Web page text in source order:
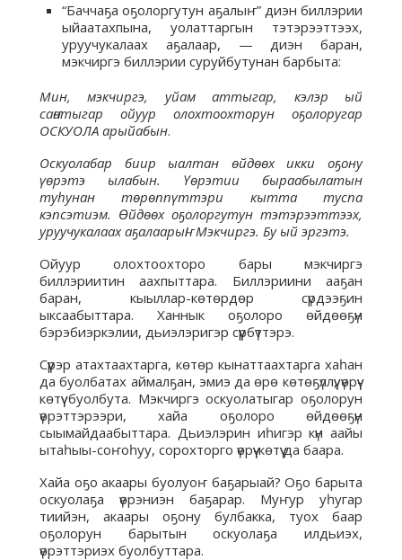
“Баччаҕа оҕолоргутун аҕалыҥ” диэн биллэрии
ыйаатахпына, уолаттаргын тэтэрээттээх,
уруучукалаах аҕалаар, — диэн баран,
мэкчиргэ биллэрии суруйбутунан барбыта:
Мин, мэкчиргэ, уйам аттыгар, кэлэр ый
саҥатыгар ойуур олохтоохторун оҕолоругар
ОСКУОЛА арыйабын.
Оскуолабар биир ыалтан өйдөөх икки оҕону
үөрэтэ ылабын. Үөрэтии быраабылатын
туһунан төрөппүттэри кытта туспа
кэпсэтиэм. Өйдөөх оҕолоргутун тэтэрээттээх,
уруучукалаах аҕалаарыҥ! Мэкчиргэ. Бу ый эргэтэ.
Ойуур олохтоохторо бары мэкчиргэ
биллэриитин аахпыттара. Биллэриини ааҕан
баран, кыыллар-көтөрдөр сүрдээҕин
ыксаабыттара. Ханнык оҕолоро өйдөөҕүн
бэрэбиэркэлии, дьиэлэригэр сүүрбүттэрэ.
Сүүрэр атахтаахтарга, көтөр кынаттаахтарга хаһан
да буолбатах аймалҕан, эмиэ да өрө көтөҕүллүү, үөрүү-
көтүү буолбута. Мэкчиргэ оскуолатыгар оҕолорун
үөрэттэрээри, хайа оҕолоро өйдөөҕүн
сыымайдаабыттара. Дьиэлэрин иһигэр күн аайы
ытаһыы-соҥоһуу, сорохторго үөрүү-көтүү да баара.
Хайа оҕо акаары буолуоҥ баҕарыай? Оҕо барыта
оскуолаҕа үөрэниэн баҕарар. Муҥур уһугар
тиийэн, акаары оҕону булбакка, туох баар
оҕолорун барытын оскуолаҕа илдьиэх,
үөрэттэриэх буолбуттара.